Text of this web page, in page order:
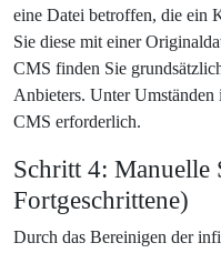
eine Datei betroffen, die ein
Sie diese mit einer
CMS finden Sie
Anbieters. Unter Umständen
CMS erforderlich.
Schritt 4: Manuelle
Fortgeschrittene)
Durch das Bereinigen der